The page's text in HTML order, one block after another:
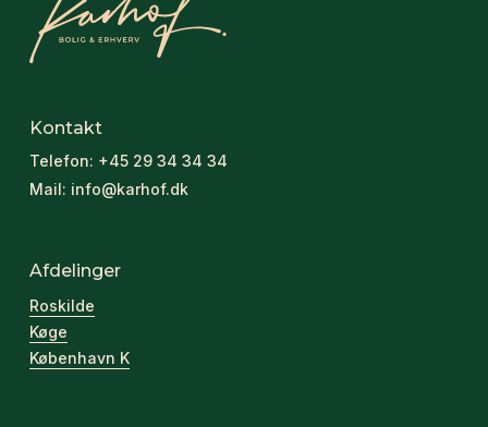
Kontakt
Telefon: +45 29 34 34 34
Mail: info@karhof.dk
Afdelinger
Roskilde
Køge
København K